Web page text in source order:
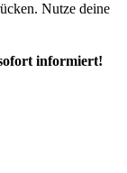
Nutze deine
informiert!